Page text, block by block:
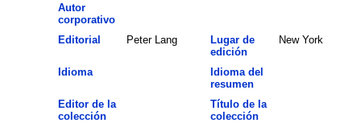
Autor
corporativo
Editorial
Peter Lang
Lugar de
edición
New York
Idioma
Idioma del
resumen
Editor de la
colección
Título de la
colección